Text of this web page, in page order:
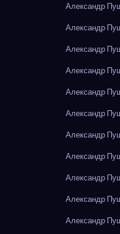
Александр
Александр
Александр
Александр
Александр
Александр
Александр
Александр
Александр
Александр
Александр